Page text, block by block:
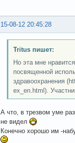
15-08-12 20:45:28
Tritus пишет:
Но эта мне
посвященной
здравоохранения
ex_en.html).
А что, в трезвом уме
не видел
Конечно хорошо им -